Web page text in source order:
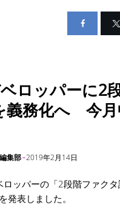
ロッパーに2
義務化へ 今
集部 2019年2月14日
ッパーの「2段階ファク
発表しました。